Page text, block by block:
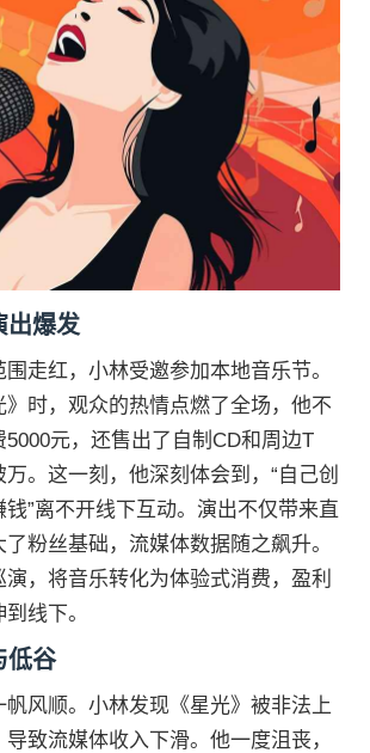
出爆发
走红，小林受邀参加本地音乐节。
时，观众的热情点燃了全场，他不
元，还售出了自制CD和周边T
。这一刻，他深刻体会到，“自己创
”离不开线下互动。演出不仅带来直
粉丝基础，流媒体数据随之飙升。
，将音乐转化为体验式消费，盈利
线下。
低谷
帆风顺。小林发现《星光》被非法上
致流媒体收入下滑。他一度沮丧，